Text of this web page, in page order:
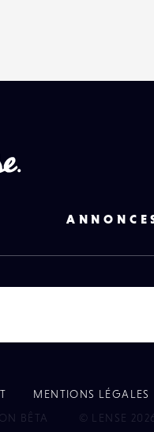
MENTIONS LÉGALES
BÊTA
© LENSE